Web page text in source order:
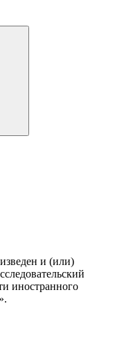
и (или)
иностранного